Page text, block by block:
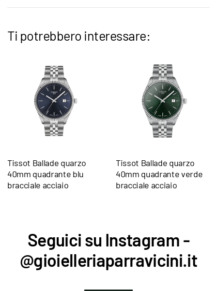
Ti potrebbero interessare:
Tissot Ballade quarzo
40mm quadrante blu
bracciale acciaio
Tissot Ballade quarzo
40mm quadrante verde
bracciale acciaio
Seguici su Instagram -
@gioielleriaparravicini.it